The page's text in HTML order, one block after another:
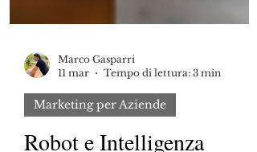
11 mar
Tempo di lettura: 3 min